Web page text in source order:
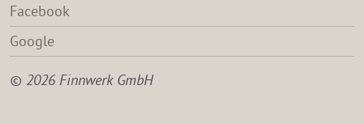
Facebook
Google
© 2026 Finnwerk GmbH